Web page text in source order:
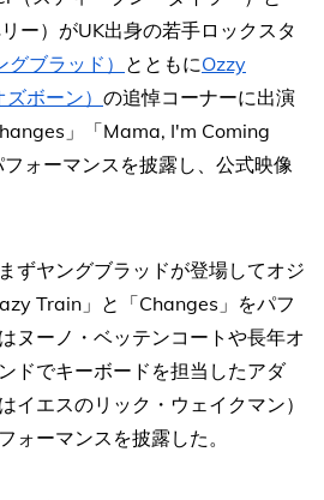
ー）がUK出身の若手ロックスタ
ブラッド） とともにOzzy
ボーン） の追悼コーナーに出演
」「Mama, I'm Coming
ォーマンスを披露し、公式映像
ずヤングブラッドが登場してオジ
Train」と「Changes」をパフ
ヌーノ・ベッテンコートや長年オ
ドでキーボードを担当したアダ
イエスのリック・ウェイクマン）
ォーマンスを披露した。